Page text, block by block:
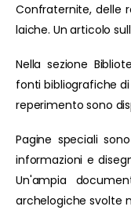
Confraternite, delle
laiche. Un articolo
Nella sezione
fonti bibliografiche
reperimento sono
Pagine speciali
informazioni e
Un'ampia
archelogiche svolte